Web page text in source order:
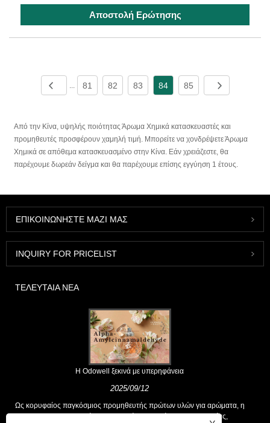
Αποστολή Ερώτησης
... 81 82 83 84 85
Από την Κίνα, υψηλής ποιότητας Άρωμα Χημικά κατασκευαστές και
προμηθευτές προσφέρουν χαμηλή τιμή. Μπορείτε να χονδρέψετε Άρωμα
Χημικά σε απόθεμα κατασκευασμένο στην Κίνα. Εάν χρειάζεστε, θα
παρέχουμε δωρεάν δείγμα και θα παρέχουμε επίσης εγγύηση 1 έτους.
ΕΠΙΚΟΙΝΩΝΉΣΤΕ ΜΑΖΊ ΜΑΣ
INQUIRY FOR PRICELIST
ΤΕΛΕΥΤΑΊΑ ΝΈΑ
Η Odowell ξεκινά με υπερηφάνεια
2025/09/12
Ως κορυφαίος παγκόσμιος προμηθευτής πρώτων υλών για αρώματα, η
Odowell υποστηρίζει μια βασική φιλοσοφία της "καινοτομίας,